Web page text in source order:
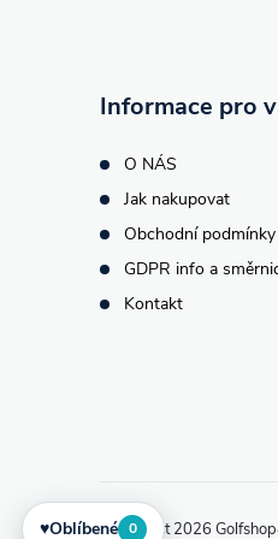
Informace pro
O NÁS
Jak nakupovat
Obchodní
GDPR info a
Kontakt
Copyright 2026
♥Oblíbené 0